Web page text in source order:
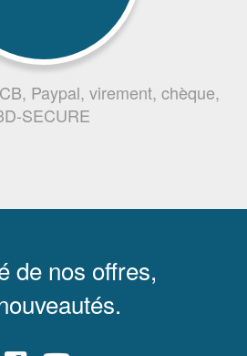
Paypal, virement, chèque,
SECURE
de nos offres,